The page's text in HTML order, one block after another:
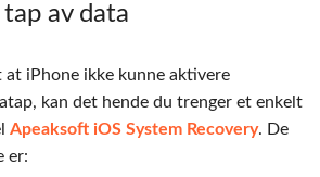
av data
at iPhone ikke kunne aktivere
kan det hende du trenger et enkelt
Apeaksoft iOS System Recovery. De
er: